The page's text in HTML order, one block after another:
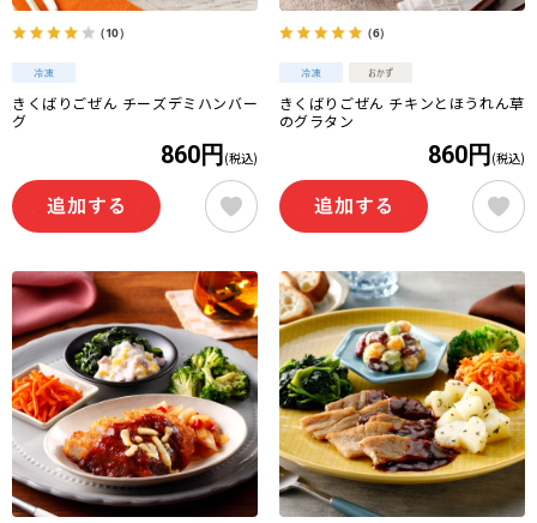
（10）
きくばりごぜん チーズデミハンバー
グ
860円 (税込)
（6）
きくばりごぜん チキンとほうれん草
のグラタン
860円 (税込)